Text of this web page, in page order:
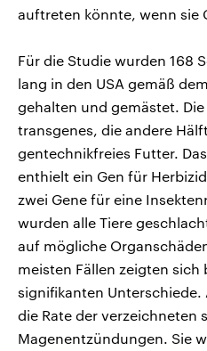
auftreten könnte, wenn sie
Für die Studie wurden 168
lang in den USA gemäß
gehalten und gemästet.
transgenes, die andere
gentechnikfreies Futter.
enthielt ein Gen für
zwei Gene für eine
wurden alle Tiere
auf mögliche
meisten Fällen zeigten sich
signifikanten Unterschiede.
die Rate der verzeichneten
Magenentzündungen. Sie